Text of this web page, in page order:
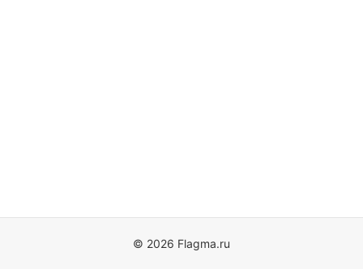
© 2026 Flagma.ru